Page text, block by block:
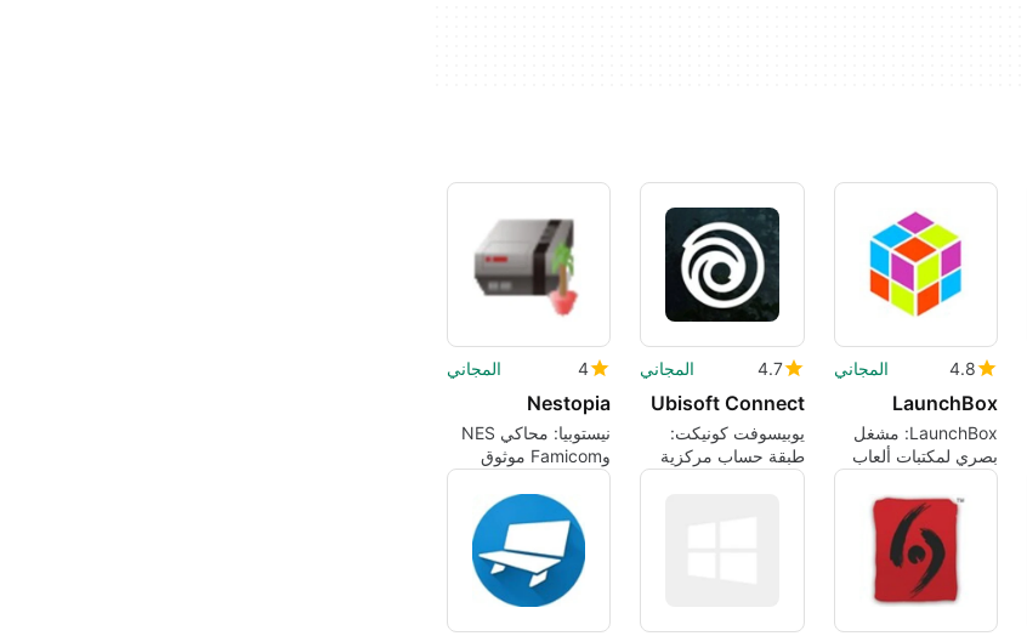
4.8 المجاني
LaunchBox
LaunchBox: مشغل
بصري لمكتبات ألعاب
الكمبيوتر والألعاب
القديمة
4.7 المجاني
Ubisoft Connect
يوبيسوفت كونيكت:
طبقة حساب مركزية
لألعاب يوبيسوفت
4 المجاني
Nestopia
نيستوبيا: محاكي NES
وFamicom موثوق
لنظام ويندوز